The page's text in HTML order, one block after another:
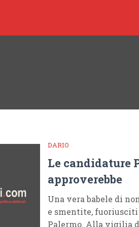
DARIO
Le candidature
approverebbe
Una vera babele di
e smentite,
Palermo. Alla vigilia